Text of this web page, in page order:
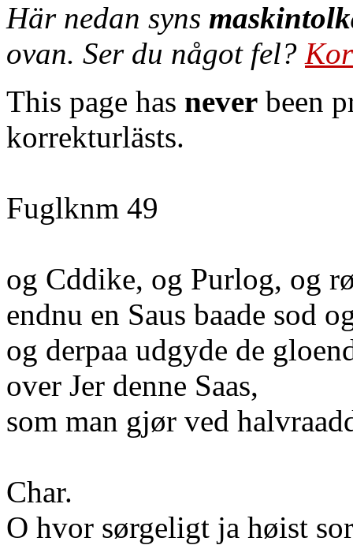
Här nedan syns
ovan. Ser du något fel?
This page has never been
korrekturlästs.
Fuglknm 49
og Cddike, og Purlog, og
endnu en Saus baade sod
og derpaa udgyde de
over Jer denne Saas,
som man gjør ved
Char.
O hvor sørgeligt ja høist